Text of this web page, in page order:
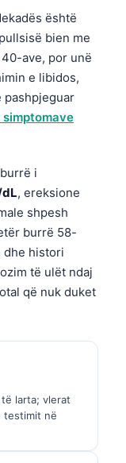
është
bien me
ave, por unë
e libidos,
pashpjeguar
i
, ereksione
shpesh
burrë 58-
dhe histori
të ulët ndaj
që nuk duket
larta; vlerat
testimit në